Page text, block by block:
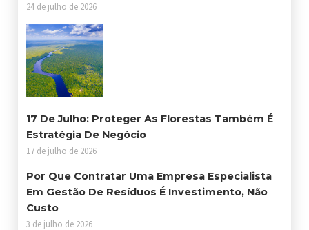
24 de julho de 2026
17 De Julho: Proteger As Florestas Também É
Estratégia De Negócio
17 de julho de 2026
Por Que Contratar Uma Empresa Especialista
Em Gestão De Resíduos É Investimento, Não
Custo
3 de julho de 2026